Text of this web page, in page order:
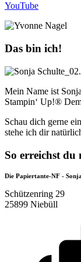
YouTube
Das bin ich!
Mein Name ist
Stampin‘ Up!®
Schau dich gerne
stehe ich dir
So erreichst du
Die Papiertante-NF -
Schützenring 29
25899 Niebüll